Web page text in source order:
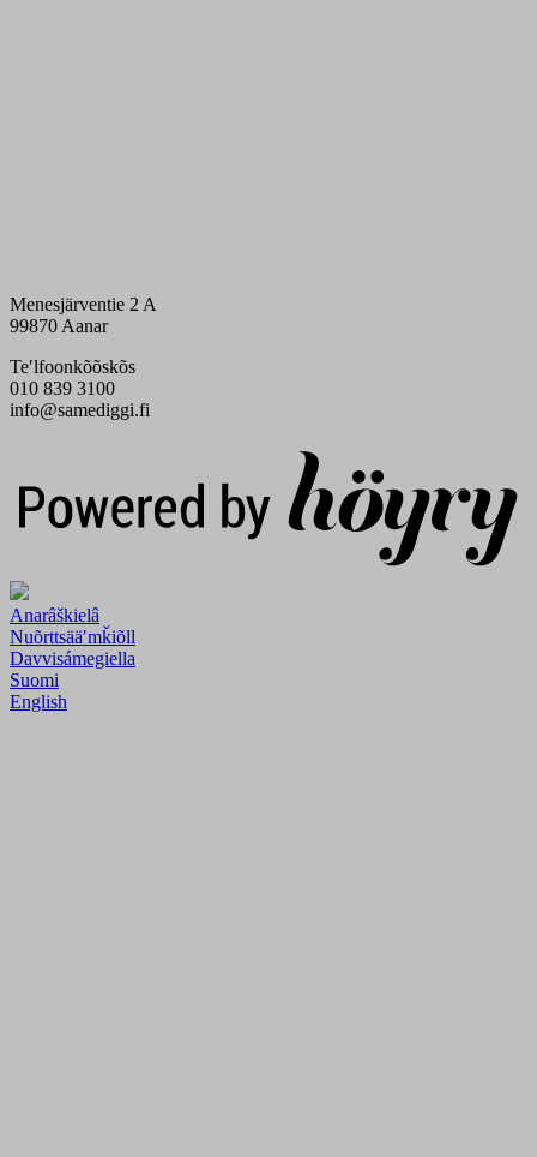
Menesjärventie 2 A
99870 Aanar
Teʹlfoonkõõskõs
010 839 3100
info@samediggi.fi
Anarâškielâ
Nuõrttsääʹmǩiõll
Davvisámegiella
Suomi
English